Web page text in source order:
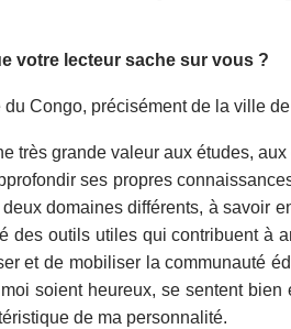
votre lecteur sache sur vous ?
Congo, précisément de la ville
très grande valeur aux études,
ses propres
domaines différents, à savoir
des outils utiles qui contribuent
et de mobiliser la communauté
soient heureux, se sentent
de ma personnalité.